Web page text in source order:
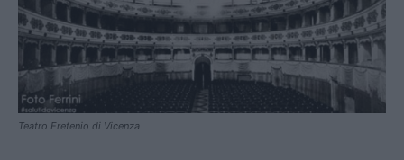
Teatro Eretenio di Vicenza